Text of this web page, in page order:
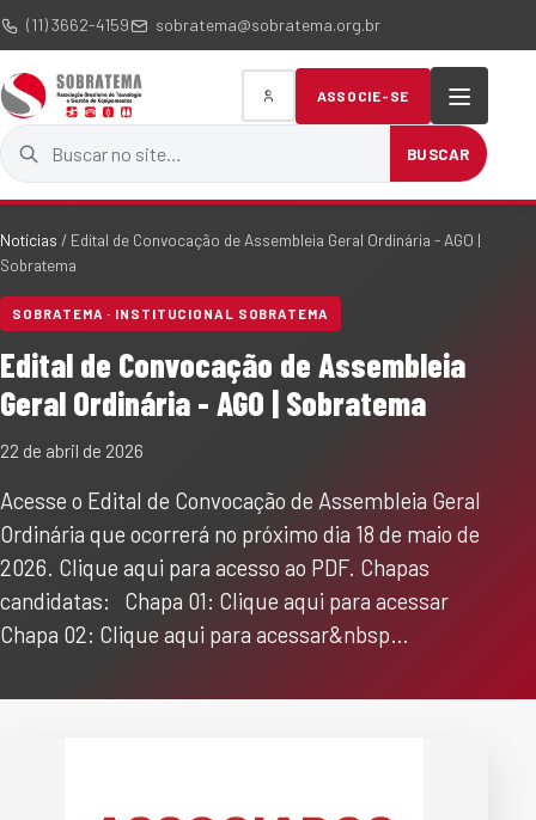
(11) 3662-4159 sobratema@sobratema.org.br
Buscar no site
BUSCAR
ASSOCIE-SE
Notícias / Edital de Convocação de Assembleia Geral Ordinária - AGO |
Sobratema
SOBRATEMA · INSTITUCIONAL SOBRATEMA
Edital de Convocação de Assembleia
Geral Ordinária - AGO | Sobratema
22 de abril de 2026
Acesse o Edital de Convocação de Assembleia Geral
Ordinária que ocorrerá no próximo dia 18 de maio de
2026. Clique aqui para acesso ao PDF. Chapas
candidatas: Chapa 01: Clique aqui para acessar
Chapa 02: Clique aqui para acessar&nbsp…